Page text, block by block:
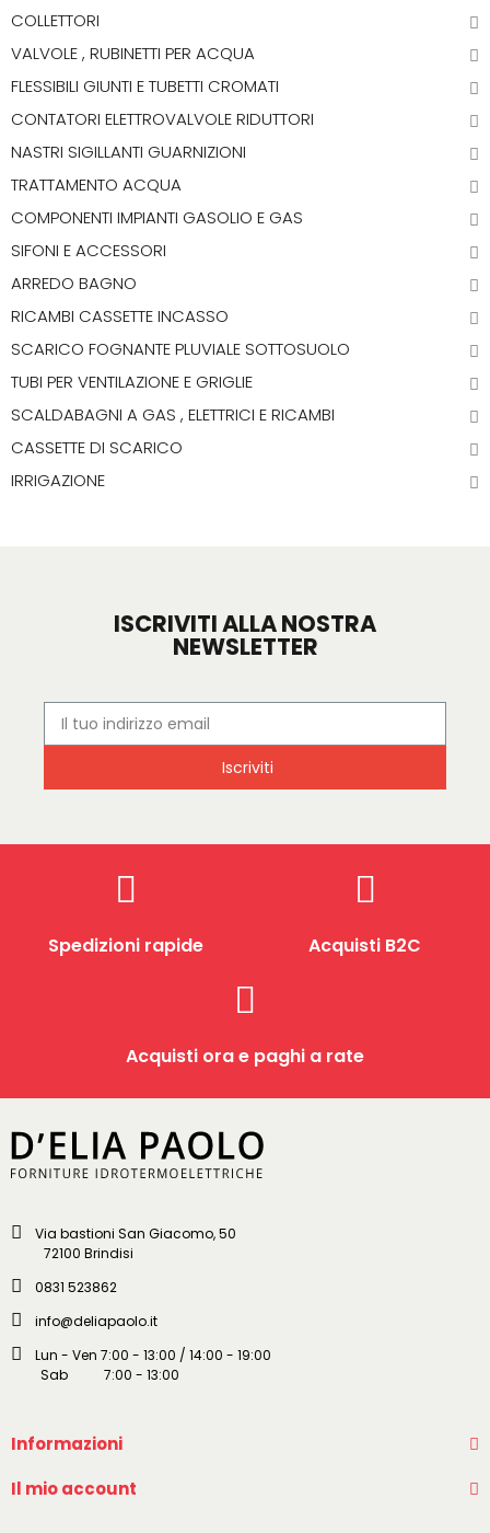
COLLETTORI
VALVOLE , RUBINETTI PER ACQUA
FLESSIBILI GIUNTI E TUBETTI CROMATI
CONTATORI ELETTROVALVOLE RIDUTTORI
NASTRI SIGILLANTI GUARNIZIONI
TRATTAMENTO ACQUA
COMPONENTI IMPIANTI GASOLIO E GAS
SIFONI E ACCESSORI
ARREDO BAGNO
RICAMBI CASSETTE INCASSO
SCARICO FOGNANTE PLUVIALE SOTTOSUOLO
TUBI PER VENTILAZIONE E GRIGLIE
SCALDABAGNI A GAS , ELETTRICI E RICAMBI
CASSETTE DI SCARICO
IRRIGAZIONE
ISCRIVITI ALLA NOSTRA
NEWSLETTER
Iscriviti
Spedizioni rapide Acquisti B2C
Acquisti ora e paghi a rate
Via bastioni San Giacomo, 50
72100 Brindisi
0831 523862
info@deliapaolo.it
Lun - Ven 7:00 - 13:00 / 14:00 - 19:00
Sab 7:00 - 13:00
Informazioni
Il mio account